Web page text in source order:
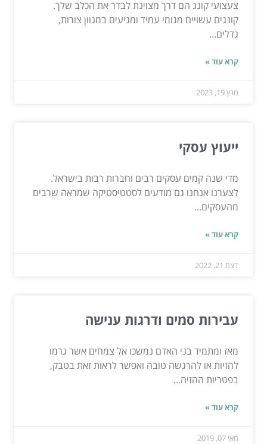
צעצועי קונג הם דרך מצוינת לבדר את הכלב שלך.
קונגים עשויים מגומי עמיד ומגיעים במגוון צורות,
גדלים...
קרא עוד »
מרץ 19, 2023
ייעוץ עסקי
מדי שנה קמים עסקים רבים וחברות רבות בישראל.
לצערנו אנחנו גם מודעים לסטטיסטיקה שמראה שרבים
מהעסקים...
קרא עוד »
דצמ 21, 2022
עבירות סמים ודרגות ענישה
מאז ומתמיד בני האדם נמשכו אל צמחים אשר גרמו
להזיות או להרגשה טובה ואפשר לראות זאת בטבק,
בפטריות ההזיה...
קרא עוד »
מאי 07, 2019